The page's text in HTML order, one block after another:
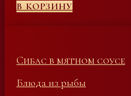
В КОРЗИНУ
Сибас в мятном соусе
Блюда из рыбы